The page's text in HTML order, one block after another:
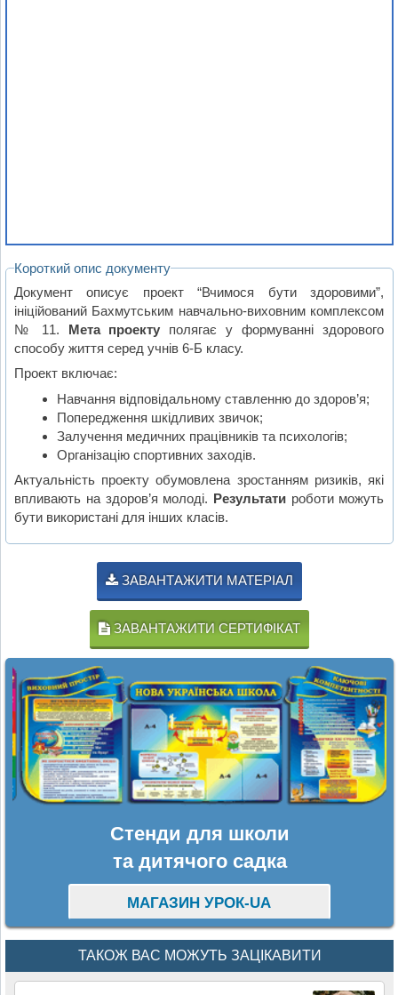
Короткий опис документу
Документ описує проект “Вчимося бути здоровими”,
ініційований Бахмутським навчально-виховним комплексом
№ 11. Мета проекту полягає у формуванні здорового
способу життя серед учнів 6-Б класу.
Проект включає:
Навчання відповідальному ставленню до здоров’я;
Попередження шкідливих звичок;
Залучення медичних працівників та психологів;
Організацію спортивних заходів.
Актуальність проекту обумовлена зростанням ризиків, які
впливають на здоров’я молоді. Результати роботи можуть
бути використані для інших класів.
ЗАВАНТАЖИТИ МАТЕРІАЛ
ЗАВАНТАЖИТИ СЕРТИФІКАТ
Стенди для школи
та дитячого садка
МАГАЗИН УРОК-UA
ТАКОЖ ВАС МОЖУТЬ ЗАЦІКАВИТИ